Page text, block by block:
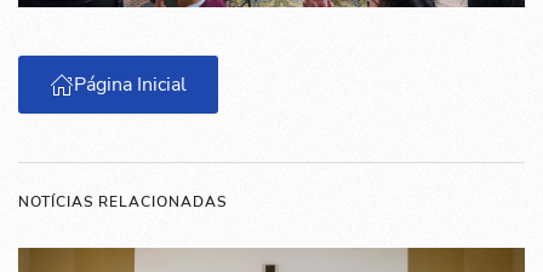
Página Inicial
NOTÍCIAS RELACIONADAS